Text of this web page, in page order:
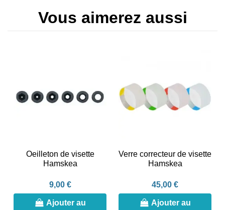
Vous aimerez aussi
Oeilleton de visette
Hamskea
9,00 €
Ajouter au
Verre correcteur de visette
Hamskea
45,00 €
Ajouter au